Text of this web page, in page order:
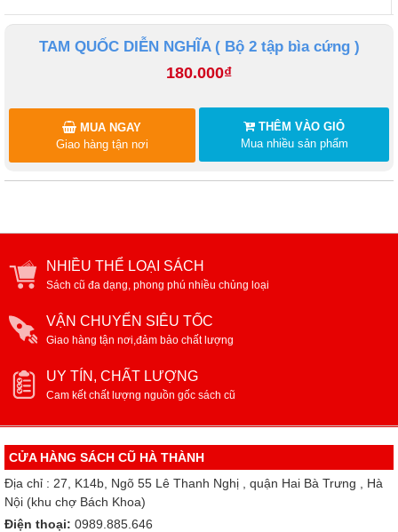
TAM QUỐC DIỄN NGHĨA ( Bộ 2 tập bìa cứng )
180.000₫
THÊM VÀO GIỎ
Mua nhiều sản phẩm
MUA NGAY
Giao hàng tận nơi
NHIỀU THỂ LOẠI SÁCH
Sách cũ đa dạng, phong phú nhiều chủng loại
VẬN CHUYỂN SIÊU TỐC
Giao hàng tận nơi,đảm bảo chất lượng
UY TÍN, CHẤT LƯỢNG
Cam kết chất lượng nguồn gốc sách cũ
CỬA HÀNG SÁCH CŨ HÀ THÀNH
Địa chỉ : 27, K14b, Ngõ 55 Lê Thanh Nghị , quận Hai Bà Trưng , Hà
Nội (khu chợ Bách Khoa)
Điện thoại: 0989.885.646